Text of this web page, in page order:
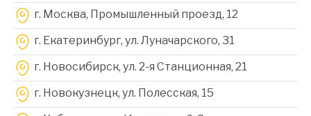
г. Москва, Промышленный проезд, 12
г. Екатеринбург, ул. Луначарского, 31
г. Новосибирск, ул. 2-я Станционная, 21
г. Новокузнецк, ул. Полесская, 15